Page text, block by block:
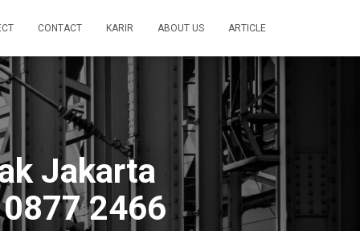
CONTACT KARIR ABOUT US ARTICLE
Jakarta
2466